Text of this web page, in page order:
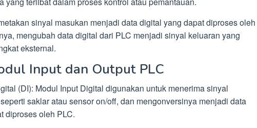
sinyal masukan menjadi data digital yang dapat diproses oleh
mengubah data digital dari PLC menjadi sinyal keluaran yang
eksternal.
Input dan Output PLC
(DI): Modul Input Digital digunakan untuk menerima sinyal
saklar atau sensor on/off, dan mengonversinya menjadi data
diproses oleh PLC.